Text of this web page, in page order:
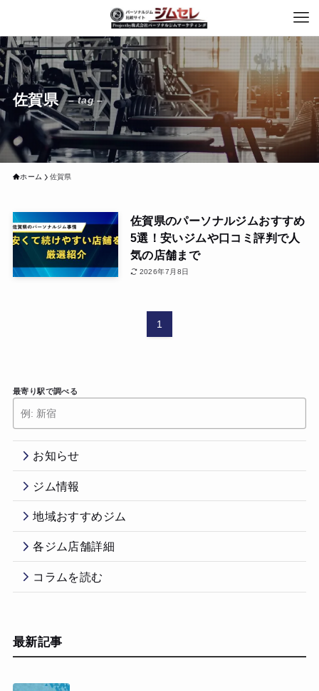
佐賀県 – tag –
ホーム 佐賀県
佐賀県のパーソナルジムおすすめ
5選！安いジムや口コミ評判で人
気の店舗まで
2026年7月8日
1
最寄り駅で調べる
お知らせ
ジム情報
地域おすすめジム
各ジム店舗詳細
コラムを読む
最新記事